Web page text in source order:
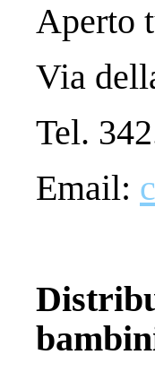
Aperto
Via
Tel.
Email: